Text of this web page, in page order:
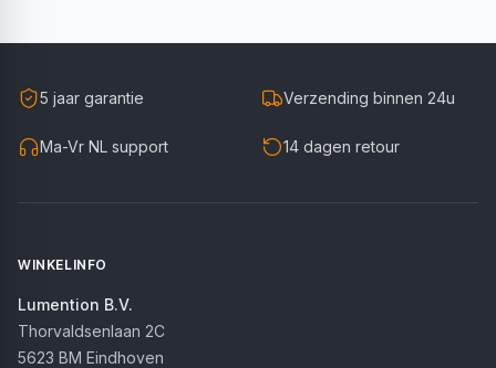
5 jaar garantie Verzending binnen 24u
Ma-Vr NL support 14 dagen retour
WINKELINFO
Lumention B.V.
Thorvaldsenlaan 2C
5623 BM Eindhoven